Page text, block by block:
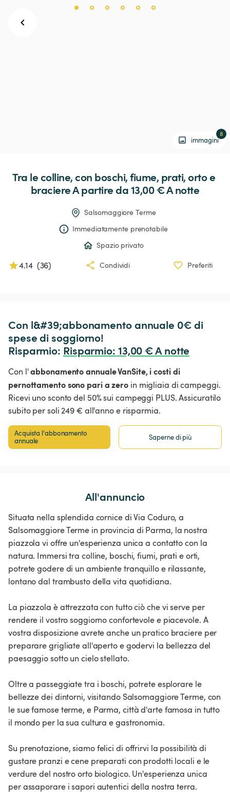
immagini
8
Tra lecolline,con boschi,fiume, prati,ortoe
braciere A partire da 13,00 € A notte
Salsomaggiore Terme
Immediatamente prenotabile
Spazio privato
4.14 (36) Condividi Preferiti
Con l&#39;abbonamento annuale 0€ di
spese di soggiorno!
Risparmio: Risparmio: 13,00 € A notte
Con l'abbonamento annuale VanSite, i costi di
pernottamento sono pari a zero in migliaia di campeggi.
Ricevi uno sconto del 50% sui campeggi PLUS. Assicuratilo
subito per soli 249 € all'anno e risparmia.
Acquista l'abbonamento
annuale
Saperne di più
All'annuncio
Situata nella splendida cornice di Via Coduro, a
Salsomaggiore Terme in provincia di Parma, la nostra
piazzola vi offre un'esperienza unica a contatto con la
natura. Immersi tra colline, boschi, fiumi, prati e orti,
potrete godere di un ambiente tranquillo e rilassante,
lontano dal trambusto della vita quotidiana.
La piazzola è attrezzata con tutto ciò che vi serve per
rendere il vostro soggiorno confortevole e piacevole. A
vostra disposizione avrete anche un pratico braciere per
preparare grigliate all'aperto e godervi la bellezza del
paesaggio sotto un cielo stellato.
Oltre a passeggiate tra i boschi, potrete esplorare le
bellezze dei dintorni, visitando Salsomaggiore Terme, con
le sue famose terme, e Parma, città d'arte famosa in tutto
il mondo per la sua cultura e gastronomia.
Su prenotazione, siamo felici di offrirvi la possibilità di
gustare pranzi e cene preparati con prodotti locali e le
verdure del nostro orto biologico. Un'esperienza unica
per assaporare i sapori autentici della nostra terra.